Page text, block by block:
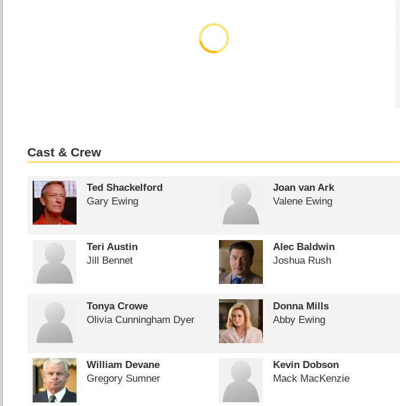
Cast & Crew
Ted Shackelford
Gary Ewing
Joan van Ark
Valene Ewing
Teri Austin
Jill Bennet
Alec Baldwin
Joshua Rush
Tonya Crowe
Olivia Cunningham Dyer
Donna Mills
Abby Ewing
William Devane
Gregory Sumner
Kevin Dobson
Mack MacKenzie